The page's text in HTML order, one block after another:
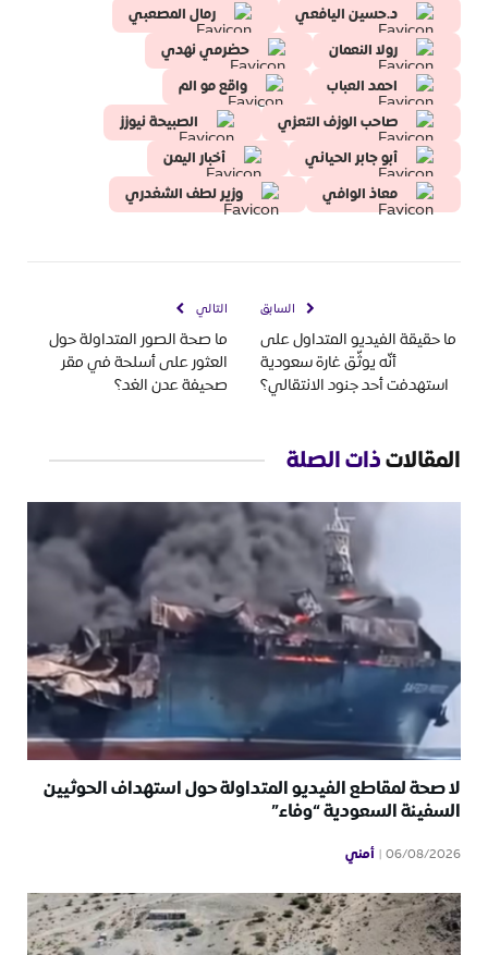
د.حسين اليافعي
رمال المصعبي
رولا النعمان
حضرمي نهدي
احمد العباب
واقع مو الم
صاحب الوزف التعزي
الصبيحة نيوزز
أبو جابر الحياني
أخبار اليمن
معاذ الوافي
وزير لطف الشغدري
السابق
ما حقيقة الفيديو المتداول على
أنّه يوثّق غارة سعودية
استهدفت أحد جنود الانتقالي؟
التالي
ما صحة الصور المتداولة حول
العثور على أسلحة في مقر
صحيفة عدن الغد؟
المقالاتذات الصلة
لا صحة لمقاطع الفيديو المتداولة حول استهداف الحوثيين
السفينة السعودية “وفاء”
06/08/2026 أمني